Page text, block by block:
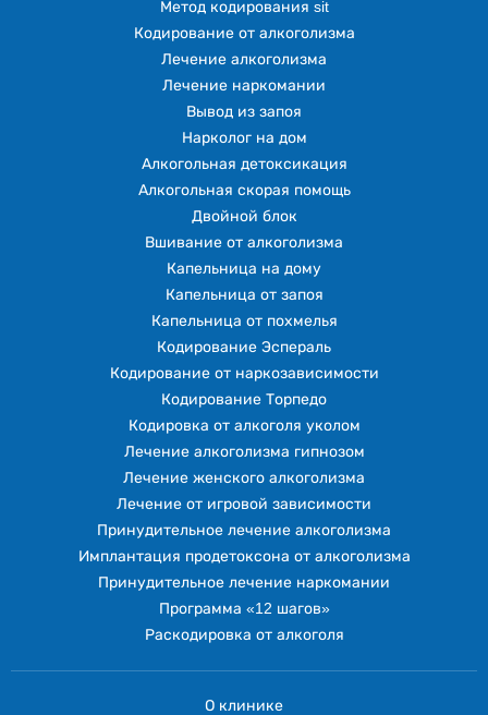
Метод кодирования sit
Кодирование от алкоголизма
Лечение алкоголизма
Лечение наркомании
Вывод из запоя
Нарколог на дом
Алкогольная детоксикация
Алкогольная скорая помощь
Двойной блок
Вшивание от алкоголизма
Капельница на дому
Капельница от запоя
Капельница от похмелья
Кодирование Эспераль
Кодирование от наркозависимости
Кодирование Торпедо
Кодировка от алкоголя уколом
Лечение алкоголизма гипнозом
Лечение женского алкоголизма
Лечение от игровой зависимости
Принудительное лечение алкоголизма
Имплантация продетоксона от алкоголизма
Принудительное лечение наркомании
Программа «12 шагов»
Раскодировка от алкоголя
О клинике